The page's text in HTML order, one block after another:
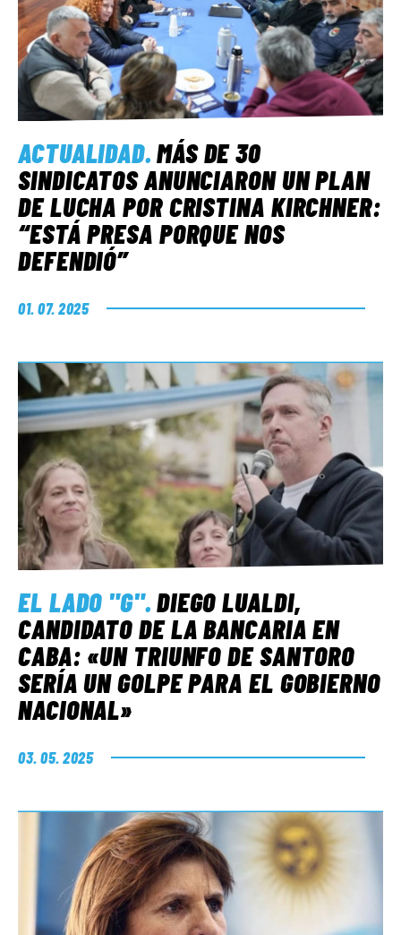
ACTUALIDAD.MÁS DE 30
SINDICATOS ANUNCIARON UN PLAN
DE LUCHA POR CRISTINA KIRCHNER:
“ESTÁ PRESA PORQUE NOS
DEFENDIÓ”
01. 07. 2025
EL LADO "G".DIEGO LUALDI,
CANDIDATO DE LA BANCARIA EN
CABA: «UN TRIUNFO DE SANTORO
SERÍA UN GOLPE PARA EL GOBIERNO
NACIONAL»
03. 05. 2025